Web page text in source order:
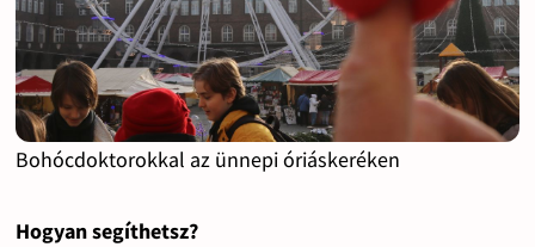
Bohócdoktorokkal az ünnepi óriáskeréken
Hogyan segíthetsz?